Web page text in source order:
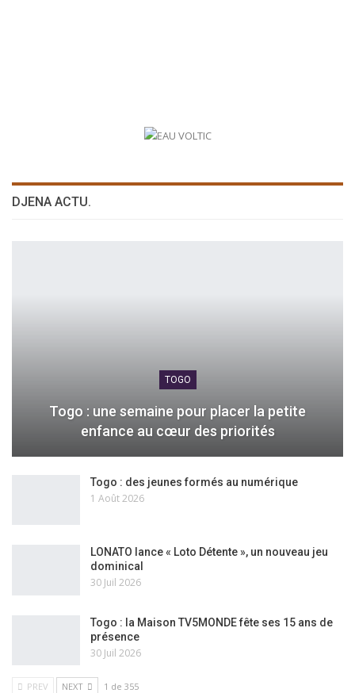
DJENA ACTU.
TOGO
Togo : une semaine pour placer la petite
enfance au cœur des priorités
Togo : des jeunes formés au numérique
1 Août 2026
LONATO lance « Loto Détente », un nouveau jeu
dominical
30 Juil 2026
Togo : la Maison TV5MONDE fête ses 15 ans de
présence
30 Juil 2026
PREV NEXT 1 de 355